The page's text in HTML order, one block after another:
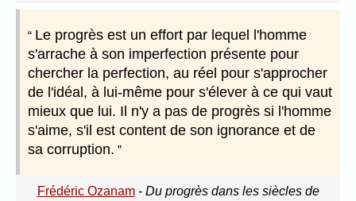
Le progrès est un effort par lequel l'homme
s'arrache à son imperfection présente pour
chercher la perfection, au réel pour s'approcher
de l'idéal, à lui-même pour s'élever à ce qui vaut
mieux que lui. Il n'y a pas de progrès si l'homme
s'aime, s'il est content de son ignorance et de
sa corruption.
Frédéric Ozanam- Du progrès dans les siècles de